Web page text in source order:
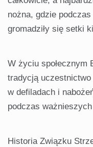
nożna, gdzie
gromadziły się setki
W życiu społecznym
tradycją uczestnictwo
w defiladach i
podczas
Historia Związku